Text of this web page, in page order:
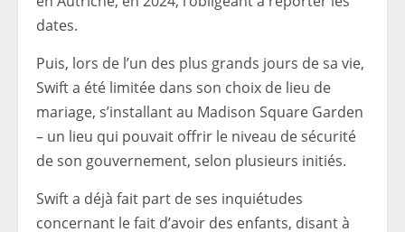
dates.
Puis, lors de l’un des plus grands jours de sa vie,
Swift a été limitée dans son choix de lieu de
mariage, s’installant au Madison Square Garden
– un lieu qui pouvait offrir le niveau de sécurité
de son gouvernement, selon plusieurs initiés.
Swift a déjà fait part de ses inquiétudes
concernant le fait d’avoir des enfants, disant à